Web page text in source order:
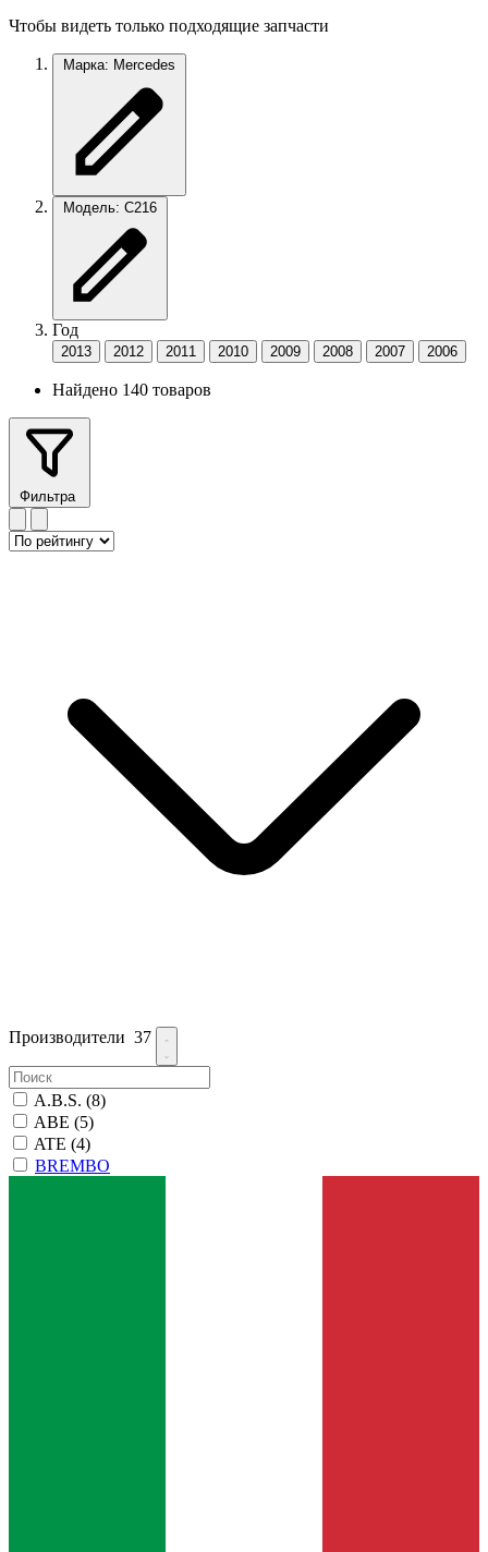
Чтобы видеть только подходящие запчасти
Марка: Mercedes
Модель: C216
Год
2013 2012 2011 2010 2009 2008 2007 2006
Найдено 140 товаров
Фильтра
Производители 37
A.B.S. (8)
ABE (5)
ATE (4)
BREMBO